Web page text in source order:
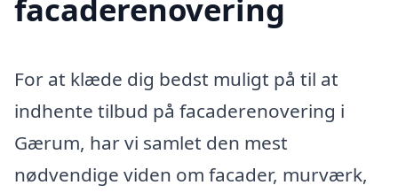
facaderenovering
For at klæde dig bedst muligt på til at
indhente tilbud på facaderenovering i
Gærum, har vi samlet den mest
nødvendige viden om facader, murværk,